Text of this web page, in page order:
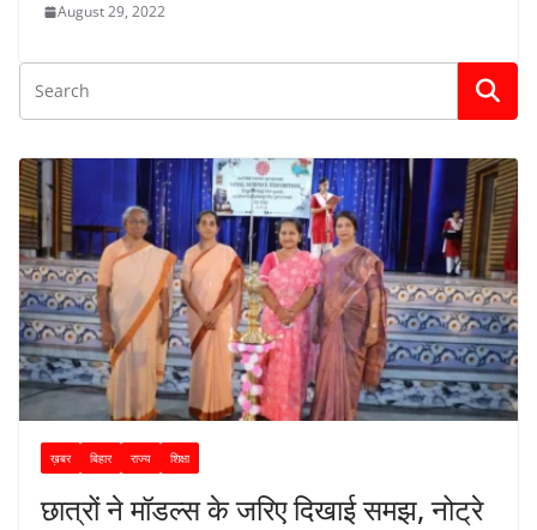
August 29, 2022
ख़बर बिहार राज्य शिक्षा
छात्रों ने मॉडल्स के जरिए दिखाई समझ, नोट्रे